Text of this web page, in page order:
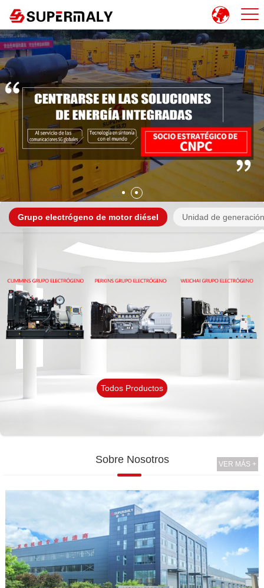
Grupo electrógeno de motor diésel Unidad de
Todos Productos
Sobre Nosotros VER MÁS +